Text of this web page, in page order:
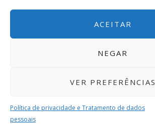
ACEITAR
NEGAR
VER PREFERÊNCIAS
Política de privacidade e Tratamento de dados
pessoais